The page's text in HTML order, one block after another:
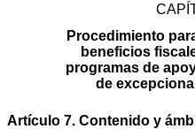
Procedimiento
beneficios
programas de
de
Artículo 7. Contenido y